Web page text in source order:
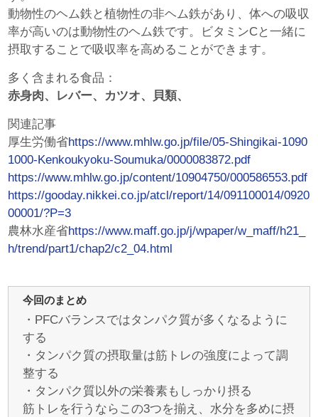
動物性のヘム鉄と植物性の非ヘム鉄があり、体への吸収
率が高いのは動物性のヘム鉄です。ビタミンCと一緒に
摂取することで吸収率を高めることができます。
多く含まれる食品：
赤身肉、レバー、カツオ、貝類、
関連記事
厚生労働省https://www.mhlw.go.jp/file/05-Shingikai-1090
1000-Kenkoukyoku-Soumuka/0000083872.pdf
https://www.mhlw.go.jp/content/10904750/000586553.pdf
https://gooday.nikkei.co.jp/atcl/report/14/091100014/0920
00001/?P=3
農林水産省https://www.maff.go.jp/j/wpaper/w_maff/h21_
h/trend/part1/chap2/c2_04.html
今回のまとめ
・PFCバランスではタンパク質が多くなるように
する
・タンパク質の摂取量は筋トレの強度によって調
整する
・タンパク質以外の栄養素もしっかり摂る
筋トレを行うならこの3つを揃え、水分を多めに摂